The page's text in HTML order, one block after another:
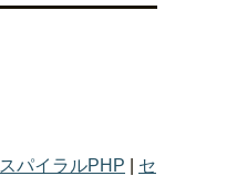
スパイラルPHP
セ